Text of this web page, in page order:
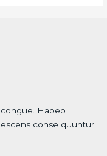
Habeo
conse quuntur